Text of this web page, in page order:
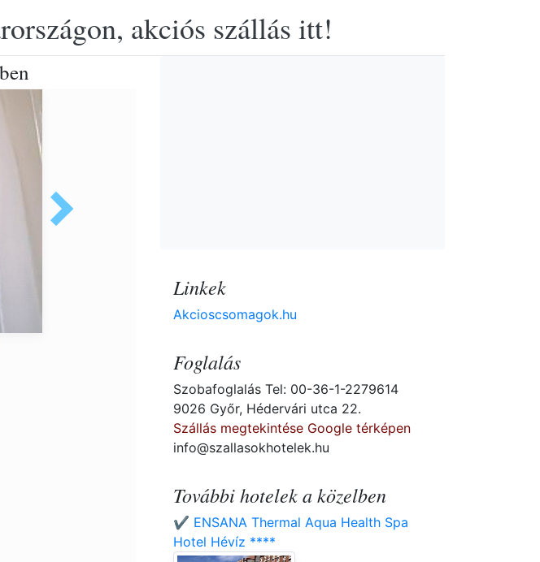
akciós szállás itt!
Linkek
Akcioscsomagok.hu
Foglalás
Szobafoglalás Tel: 00-36-1-2279614
9026 Győr, Hédervári utca 22.
Szállás megtekintése Google térképen
info@szallasokhotelek.hu
További hotelek a közelben
✔️ ENSANA Thermal Aqua Health Spa
Hotel Hévíz ****